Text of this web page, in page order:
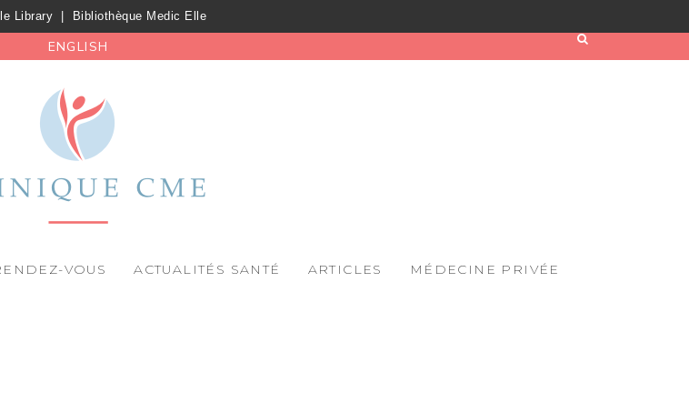
Library Bibliothèque Medic Elle
ENGLISH
VOUS ACTUALITÉS SANTÉ ARTICLES MÉDECINE PRIVÉE